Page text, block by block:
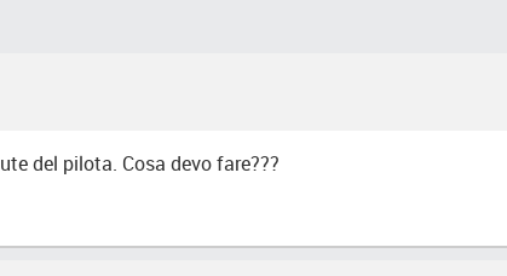
del pilota. Cosa devo fare???